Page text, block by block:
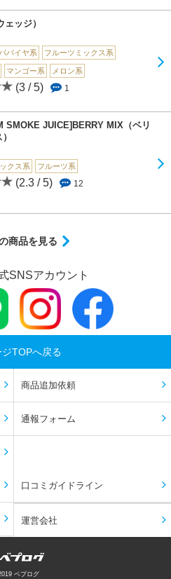
ッジ）
パパイヤ系 フルーツミックス系
マンゴー系 メロン系
(3 / 5) 1
SMOKE JUICE]BERRY MIX（ベリ
クス系
フルーツ系
(2.3 / 5) 12
商品を見る
SNSアカウント
TOPへ戻る
商品追加依頼
通報フォーム
口コミガイドライン
運営会社
ベプログ